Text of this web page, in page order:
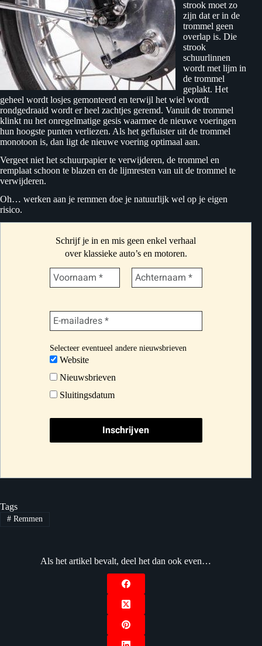
strook moet zo
zijn dat er in de
trommel geen
overlap is. Die
strook
schuurlinnen
wordt met lijm in
de trommel
geplakt. Het
geheel wordt losjes gemonteerd en terwijl het wiel wordt
rondgedraaid wordt er heel zachtjes geremd. Vanuit de trommel
klinkt nu het onregelmatige gesis waarmee de nieuwe voeringen
hun hoogste punten verliezen. Als het gefluister uit de trommel
monotoon is, dan ligt de nieuwe voering optimaal aan.
Vergeet niet het schuurpapier te verwijderen, de trommel en
remplaat schoon te blazen en de lijmresten van uit de trommel te
verwijderen.
Oh… werken aan je remmen doe je natuurlijk wel op je eigen
risico.
Schrijf je in en mis geen enkel verhaal
over klassieke auto’s en motoren.
Selecteer eventueel andere nieuwsbrieven
Website
Nieuwsbrieven
Sluitingsdatum
Tags
#Remmen
Als het artikel bevalt, deel het dan ook even…